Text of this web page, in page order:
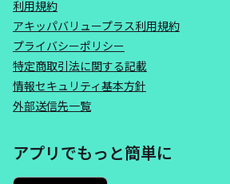
利用規約
アキッパバリュープラス利用規約
プライバシーポリシー
特定商取引法に関する記載
情報セキュリティ基本方針
外部送信先一覧
アプリでもっと簡単に